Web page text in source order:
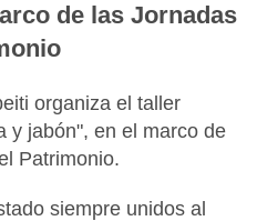
de las Jornadas
organiza el taller
y jabón", en el marco de
Patrimonio.
siempre unidos al